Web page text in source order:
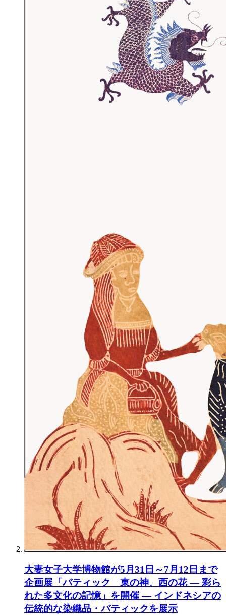
大妻女子大学博物館が5月31日～7月12日まで
企画展「バティック 東の神、西の花 ― 彩ら
れた多文化の記憶」を開催 ― インドネシアの
伝統的な染織品・バティックを展示